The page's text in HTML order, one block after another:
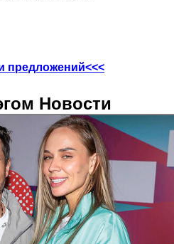
предложений<<<
Новости